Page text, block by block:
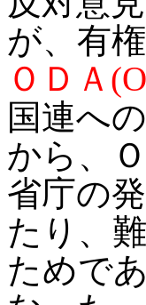
が、有
ＯＤＡ
国連へ
から、
省庁の
たり、
ためで